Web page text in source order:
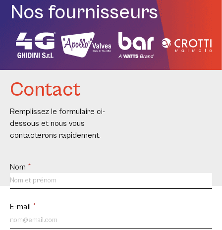
Nos fournisseurs
Contact
Remplissez le formulaire ci-
dessous et nous vous
contacterons rapidement.
Contact
us
FR
Nom *
E-mail *